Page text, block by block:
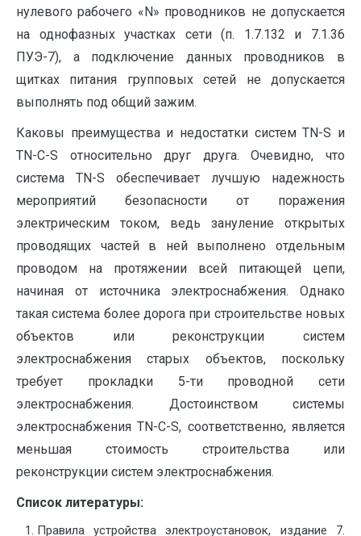
нулевого рабочего «N» проводников не допускается
на однофазных участках сети (п. 1.7.132 и 7.1.36
ПУЭ-7), а подключение данных проводников в
щитках питания групповых сетей не допускается
выполнять под общий зажим.
Каковы преимущества и недостатки систем TN-S и
TN-C-S относительно друг друга. Очевидно, что
система TN-S обеспечивает лучшую надежность
мероприятий безопасности от поражения
электрическим током, ведь зануление открытых
проводящих частей в ней выполнено отдельным
проводом на протяжении всей питающей цепи,
начиная от источника электроснабжения. Однако
такая система более дорога при строительстве новых
объектов или реконструкции систем
электроснабжения старых объектов, поскольку
требует прокладки 5-ти проводной сети
электроснабжения. Достоинством системы
электроснабжения TN-C-S, соответственно, является
меньшая стоимость строительства или
реконструкции систем электроснабжения.
Список литературы:
Правила устройства электроустановок, издание 7.